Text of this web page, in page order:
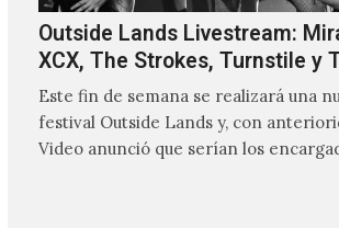
Outside Lands Livestream:
XCX, The Strokes, Turnstile y
Este fin de semana se realizará una
festival Outside Lands y, con
Video anunció que serían los